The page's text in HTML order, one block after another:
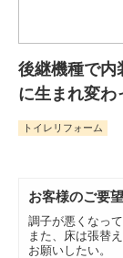
後継機種で内
に生まれ変わ
トイレリフォーム
お客様のご要望
調子が悪くなっ
また、床は張替
お願いしたい。